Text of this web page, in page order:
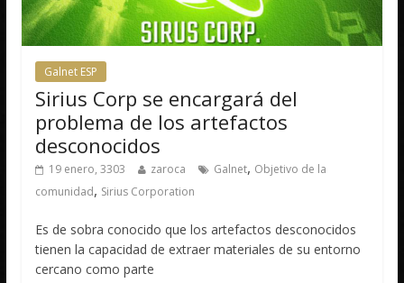
Galnet ESP
Sirius Corp se encargará del
problema de los artefactos
desconocidos
19 enero, 3303 zaroca Galnet, Objetivo de la
comunidad, Sirius Corporation
Es de sobra conocido que los artefactos desconocidos
tienen la capacidad de extraer materiales de su entorno
cercano como parte